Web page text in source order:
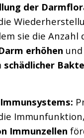
der
sie die Anzahl
erhöhen
schädlicher
Immunzellen